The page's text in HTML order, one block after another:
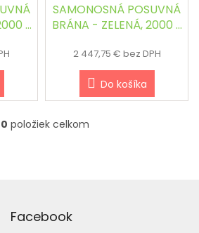
x
SAMONOSNÁ POSUVNÁ
BRÁNA - ZELENÁ, 2000 x
2 447,75 € bez DPH
Do košíka
O
c
i
položiek celkom
Facebook